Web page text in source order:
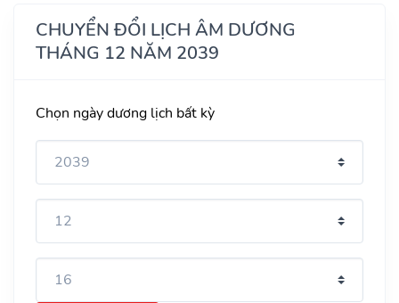
CHUYỂN ĐỔI LỊCH ÂM DƯƠNG
THÁNG 12 NĂM 2039
Chọn ngày dương lịch bất kỳ